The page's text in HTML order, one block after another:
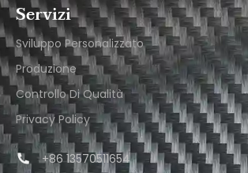
Servizi
Sviluppo Personalizzato
Produzione
Controllo Di Qualità
Privacy Policy
+86 13570511654